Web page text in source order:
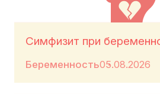
Симфизит при
Беременность05.08.2026